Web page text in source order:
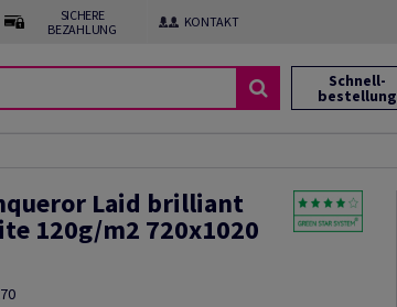
SICHERE
BEZAHLUNG
KONTAKT
Schnell-
bestellung
Laid brilliant
120g/m2 720x1020